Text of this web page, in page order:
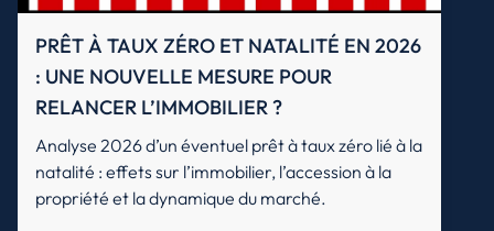
PRÊT À TAUX ZÉRO ET NATALITÉ EN 2026
: UNE NOUVELLE MESURE POUR
RELANCER L’IMMOBILIER ?
Analyse 2026 d’un éventuel prêt à taux zéro lié à la
natalité : effets sur l’immobilier, l’accession à la
propriété et la dynamique du marché.